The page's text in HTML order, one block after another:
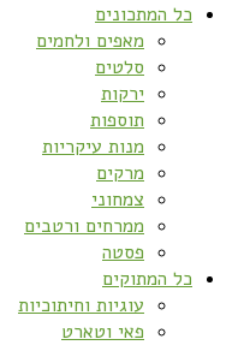
כל המתכונים
מאפים ולחמים
סלטים
ירקות
תוספות
מנות עיקריות
מרקים
צמחוני
ממרחים ורטבים
פסטה
כל המתוקים
עוגיות וחיתוכיות
פאי וטארט